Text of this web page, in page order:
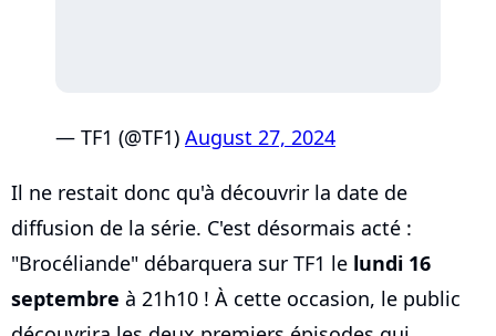
— TF1 (@TF1) August 27, 2024
Il ne restait donc qu'à découvrir la date de
diffusion de la série. C'est désormais acté :
"Brocéliande" débarquera sur TF1 le lundi 16
septembre à 21h10 ! À cette occasion, le public